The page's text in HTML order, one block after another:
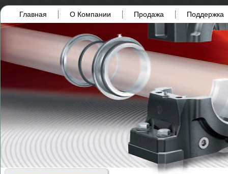
Главная О Компании Продажа Поддержка